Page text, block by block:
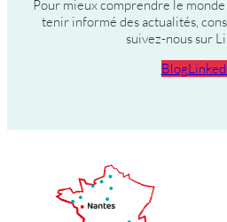
Pour mieux comprendre le
tenir informé des actualités,
suivez-nous sur
Blog